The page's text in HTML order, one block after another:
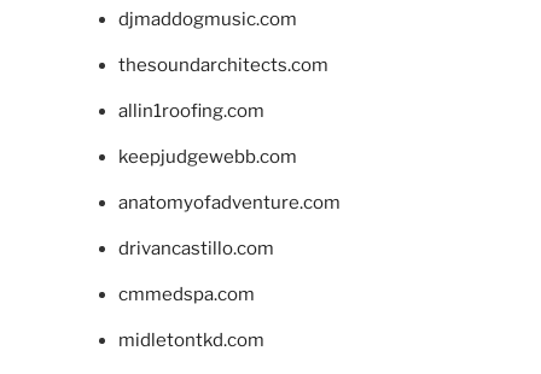
djmaddogmusic.com
thesoundarchitects.com
allin1roofing.com
keepjudgewebb.com
anatomyofadventure.com
drivancastillo.com
cmmedspa.com
midletontkd.com